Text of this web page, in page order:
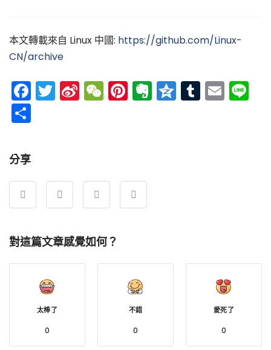
本文轉載來自 Linux 中國: https://github.com/Linux-
CN/archive
Facebook
Twitter
Sina
Weibo
WeChat
Pinterest
Evernote
Qzone
Tumblr
分享
對這篇文章感覺如何？
太棒了
0
不錯
0
愛死了
0